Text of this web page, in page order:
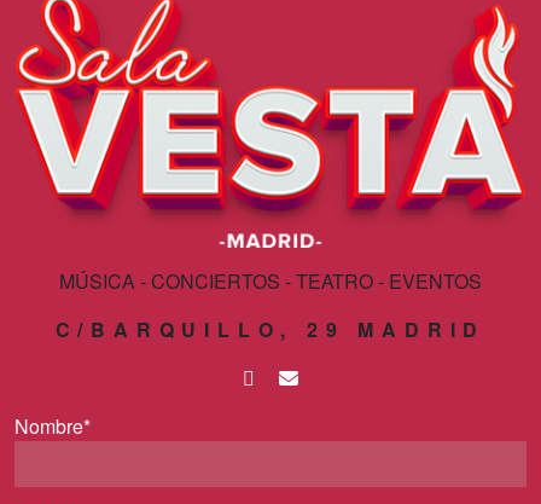
MÚSICA - CONCIERTOS - TEATRO - EVENTOS
C/BARQUILLO, 29 MADRID
Nombre*